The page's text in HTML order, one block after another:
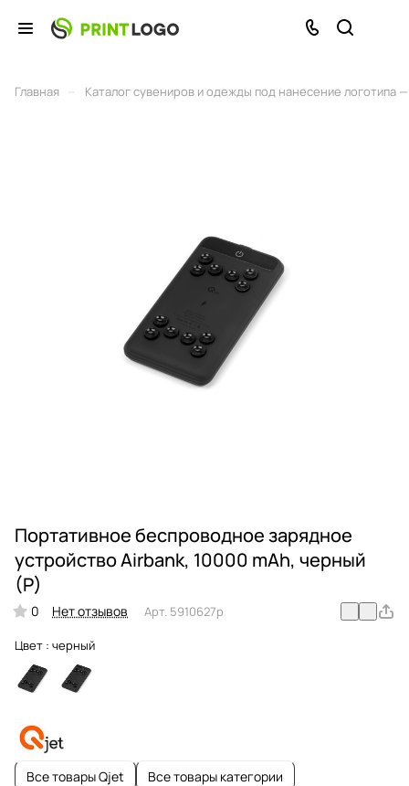
Главная Каталог сувениров и одежды под нанесение логотипа
Портативное беспроводное зарядное
устройство Airbank, 10000 mAh, черный
(Р)
0 Нет отзывов Арт. 5910627p
Цвет : черный
Все товары Qjet Все товары категории